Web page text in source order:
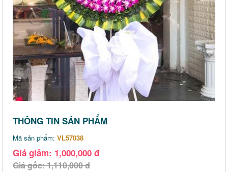
THÔNG TIN SẢN PHẨM
Mã sản phẩm: VL57038
Giá giảm: 1,000,000 đ
Giá gốc: 1,110,000 đ